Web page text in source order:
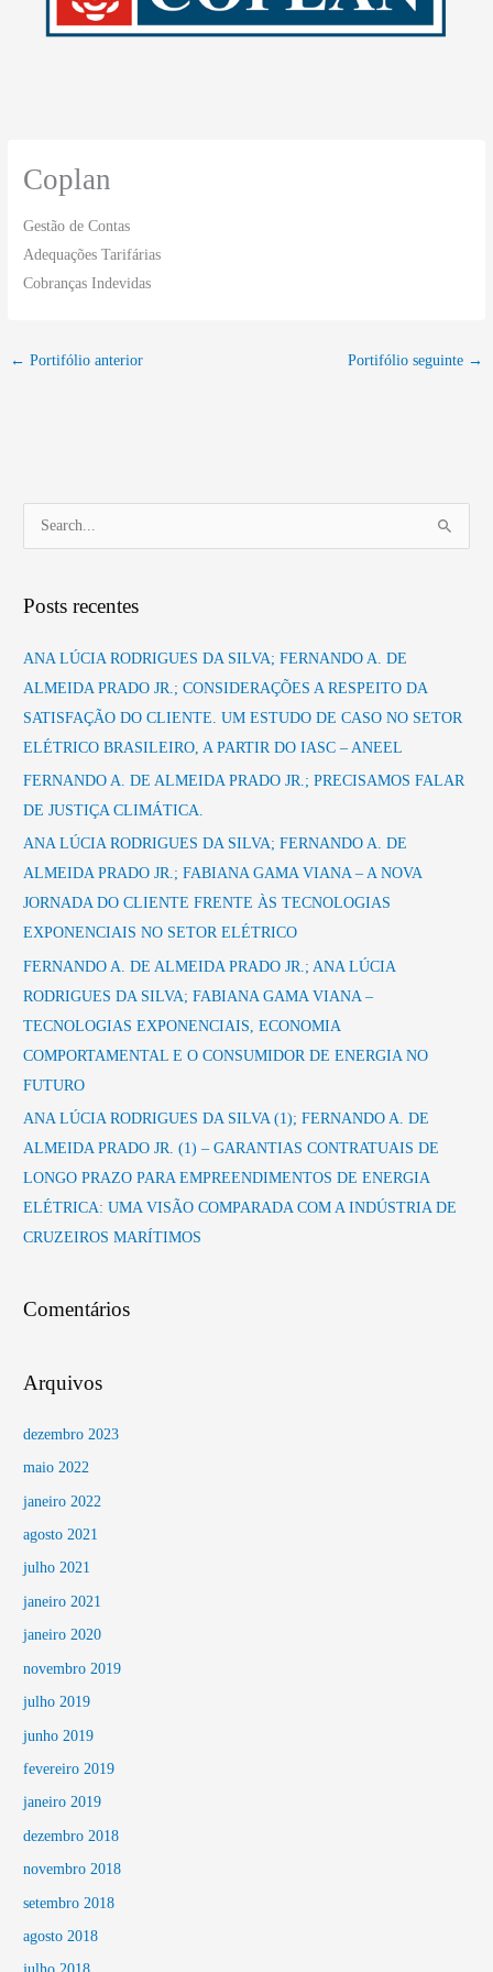
Coplan
Gestão de Contas
Adequações Tarifárias
Cobranças Indevidas
← Portifólio anterior Portifólio seguinte →
u
i
s
a
Posts recentes
ANA LÚCIA RODRIGUES DA SILVA; FERNANDO A. DE
ALMEIDA PRADO JR.; CONSIDERAÇÕES A RESPEITO DA
SATISFAÇÃO DO CLIENTE. UM ESTUDO DE CASO NO SETOR
ELÉTRICO BRASILEIRO, A PARTIR DO IASC – ANEEL
FERNANDO A. DE ALMEIDA PRADO JR.; PRECISAMOS FALAR
DE JUSTIÇA CLIMÁTICA.
ANA LÚCIA RODRIGUES DA SILVA; FERNANDO A. DE
ALMEIDA PRADO JR.; FABIANA GAMA VIANA – A NOVA
JORNADA DO CLIENTE FRENTE ÀS TECNOLOGIAS
EXPONENCIAIS NO SETOR ELÉTRICO
FERNANDO A. DE ALMEIDA PRADO JR.; ANA LÚCIA
RODRIGUES DA SILVA; FABIANA GAMA VIANA –
TECNOLOGIAS EXPONENCIAIS, ECONOMIA
COMPORTAMENTAL E O CONSUMIDOR DE ENERGIA NO
FUTURO
ANA LÚCIA RODRIGUES DA SILVA (1); FERNANDO A. DE
ALMEIDA PRADO JR. (1) – GARANTIAS CONTRATUAIS DE
LONGO PRAZO PARA EMPREENDIMENTOS DE ENERGIA
ELÉTRICA: UMA VISÃO COMPARADA COM A INDÚSTRIA DE
CRUZEIROS MARÍTIMOS
Comentários
Arquivos
dezembro 2023
maio 2022
janeiro 2022
agosto 2021
julho 2021
janeiro 2021
janeiro 2020
novembro 2019
julho 2019
junho 2019
fevereiro 2019
janeiro 2019
dezembro 2018
novembro 2018
setembro 2018
agosto 2018